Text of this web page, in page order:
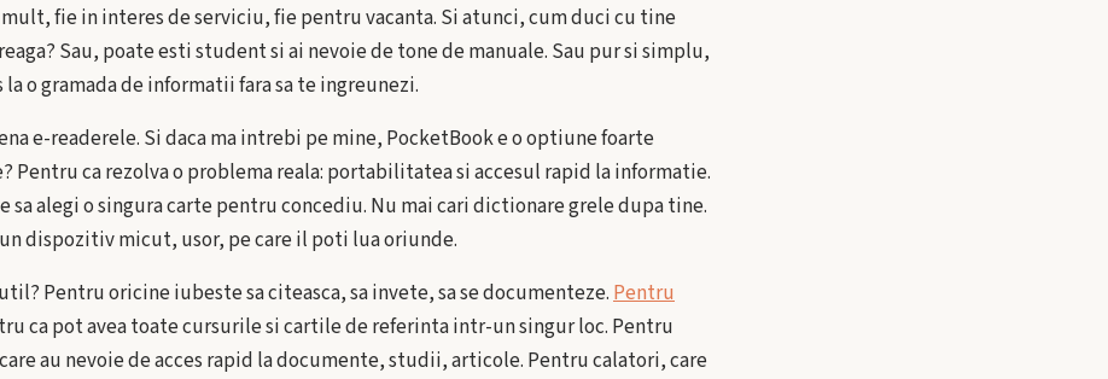
fie in interes de serviciu, fie pentru vacanta. Si atunci, cum duci cu tine
Sau, poate esti student si ai nevoie de tone de manuale. Sau pur si simplu,
la o gramada de informatii fara sa te ingreunezi.
e-readerele. Si daca ma intrebi pe mine, PocketBook e o optiune foarte
Pentru ca rezolva o problema reala: portabilitatea si accesul rapid la informatie.
sa alegi o singura carte pentru concediu. Nu mai cari dictionare grele dupa tine.
dispozitiv micut, usor, pe care il poti lua oriunde.
Pentru oricine iubeste sa citeasca, sa invete, sa se documenteze.Pentru
ca pot avea toate cursurile si cartile de referinta intr-un singur loc. Pentru
au nevoie de acces rapid la documente, studii, articole. Pentru calatori, care